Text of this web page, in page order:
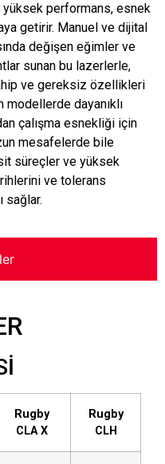
yüksek performans, esnek
getirir. Manuel ve dijital
değişen eğimler ve
sunan bu lazerlerle,
ve gereksiz özellikleri
dayanıklı
çalışma esnekliği için
mesafelerde bile
süreçler ve yüksek
ve tolerans
sağlar.
Rugby
CLA X
Rugby
CLH